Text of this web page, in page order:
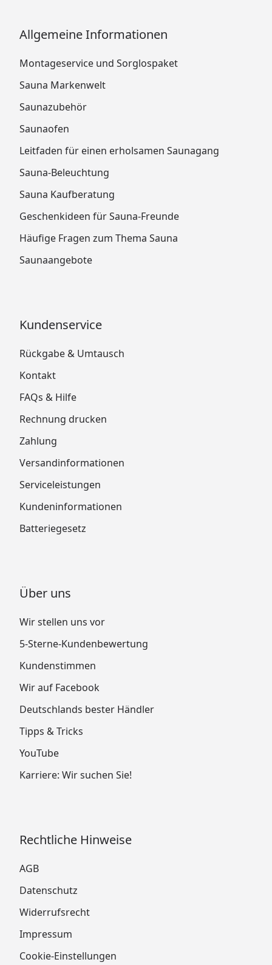
Allgemeine Informationen
Montageservice und Sorglospaket
Sauna Markenwelt
Saunazubehör
Saunaofen
Leitfaden für einen erholsamen Saunagang
Sauna-Beleuchtung
Sauna Kaufberatung
Geschenkideen für Sauna-Freunde
Häufige Fragen zum Thema Sauna
Saunaangebote
Kundenservice
Rückgabe & Umtausch
Kontakt
FAQs & Hilfe
Rechnung drucken
Zahlung
Versandinformationen
Serviceleistungen
Kundeninformationen
Batteriegesetz
Über uns
Wir stellen uns vor
5-Sterne-Kundenbewertung
Kundenstimmen
Wir auf Facebook
Deutschlands bester Händler
Tipps & Tricks
YouTube
Karriere: Wir suchen Sie!
Rechtliche Hinweise
AGB
Datenschutz
Widerrufsrecht
Impressum
Cookie-Einstellungen